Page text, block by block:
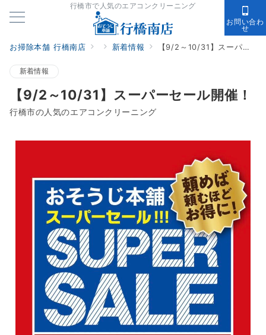
行橋市で人気のエアコンクリーニング
お問い合わ
せ
お掃除本舗 行橋南店 新着情報 【9/2～10/31】スーパーセール開催！
新着情報
【9/2～10/31】スーパーセール開催！
行橋市の人気のエアコンクリーニング